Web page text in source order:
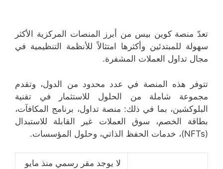
تعدّ منصة كوين بيس من أبرز المنصات المركزية الأكثر
سهولة للمبتدئين وأكثرها امتثالاً للأنظمة التنظيمية في
مجال تداول العملات المشفرة.
تتوفر هذه المنصة في عدد محدود من الدول، وتقدم
مجموعة شاملة من الحلول للاستثمار في تقنية
البلوكشين، بما في ذلك: منصة تداول، برنامج المكافآت،
بطاقة الخصم، سوق العملات غير القابلة للاستبدال
(NFTs)، خدمات الحفظ الذاتي، وحلول المؤسسات.
لا يوجد مقر رسمي منذ مايو